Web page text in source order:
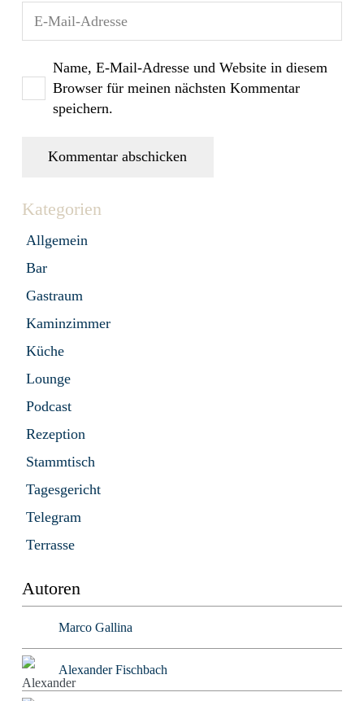
Name, E-Mail-Adresse und Website in diesem
Browser für meinen nächsten Kommentar
speichern.
Kommentar abschicken
Kategorien
Allgemein
Bar
Gastraum
Kaminzimmer
Küche
Lounge
Podcast
Rezeption
Stammtisch
Tagesgericht
Telegram
Terrasse
Autoren
Marco Gallina
Alexander Fischbach